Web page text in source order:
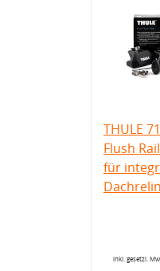
THULE
Flush
für
inkl. gesetzl.